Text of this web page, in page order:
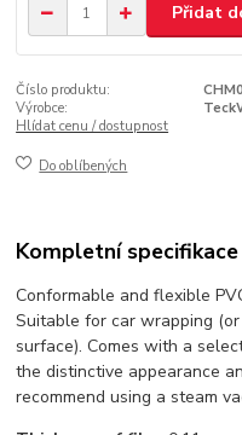
Přidat
Číslo produktu:
Výrobce:
Hlídat cenu / dostupnost
Do oblíbených
Kompletní specifikace
Conformable and flexible
Suitable for car wrapping
surface). Comes with a
the distinctive appearance
recommend using a steam